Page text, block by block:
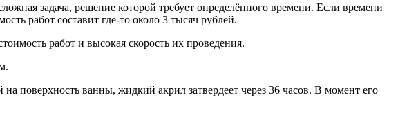
задача, решение которой требует определённого времени. Если времени
работ составит где-то около 3 тысяч рублей.
работ и высокая скорость их проведения.
поверхность ванны, жидкий акрил затвердеет через 36 часов. В момент его